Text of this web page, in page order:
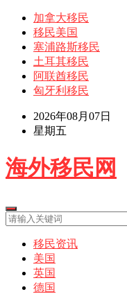
加拿大移民
移民美国
塞浦路斯移民
土耳其移民
阿联酋移民
匈牙利移民
2026年08月07日
星期五
海外移民网
移民资讯
美国
英国
德国